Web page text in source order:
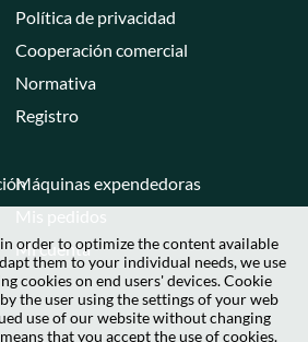
Política de privacidad
Cooperación comercial
Normativa
Registro
Máquinas expendedoras
Mis pedidos
Mi cuenta
order to optimize the content available
them to your individual needs, we use
cookies on end users' devices. Cookie
the user using the settings of your web
use of our website without changing
that you accept the use of cookies.